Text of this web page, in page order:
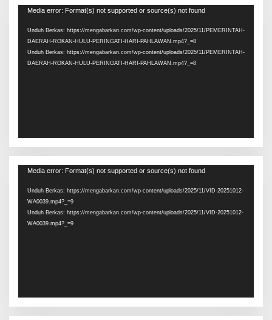
Pemutar
Media error: Format(s) not supported or source(s) not found
Unduh Berkas: https://mengabarkan.com/wp-content/uploads/2025/11/PEMERINTAH-
DAERAH-ROKAN-HULU-PERINGATI-HARI-PAHLAWAN.mp4?_=8
Unduh Berkas: https://mengabarkan.com/wp-content/uploads/2025/11/PEMERINTAH-
DAERAH-ROKAN-HULU-PERINGATI-HARI-PAHLAWAN.mp4?_=8
Pemutar
Media error: Format(s) not supported or source(s) not found
Unduh Berkas: https://mengabarkan.com/wp-content/uploads/2025/11/VID-20251012-
WA0039.mp4?_=9
Unduh Berkas: https://mengabarkan.com/wp-content/uploads/2025/11/VID-20251012-
WA0039.mp4?_=9